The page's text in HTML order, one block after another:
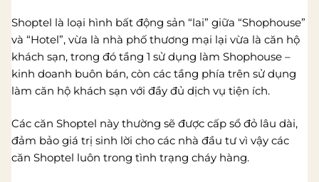
Shoptel là loại hình bất động sản “lai” giữa “Shophouse”
và “Hotel”, vừa là nhà phố thương mại lại vừa là căn hộ
khách sạn, trong đó tầng 1 sử dụng làm Shophouse –
kinh doanh buôn bán, còn các tầng phía trên sử dụng
làm căn hộ khách sạn với đầy đủ dịch vụ tiện ích.
Các căn Shoptel này thường sẽ được cấp sổ đỏ lâu dài,
đảm bảo giá trị sinh lời cho các nhà đầu tư vì vậy các
căn Shoptel luôn trong tình trạng cháy hàng.